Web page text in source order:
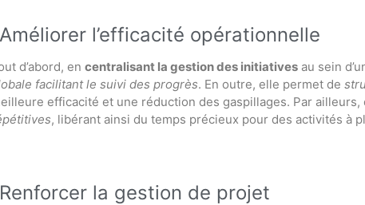
Améliorer l’efficacité opérationnelle
d’abord, en centralisant la gestion des initiatives au sein
facilitant le suivi des progrès. En outre, elle permet de
efficacité et une réduction des gaspillages. Par
, libérant ainsi du temps précieux pour des activités à
Renforcer la gestion de projet